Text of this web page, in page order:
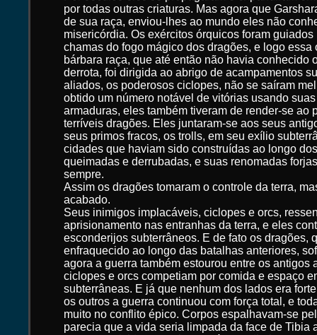
por todas outras criaturas. Mas agora que
de sua raça, enviou-lhes ao mundo eles não
misericórdia. Os exércitos órquicos foram
chamas do fogo mágico dos dragões, e logo
bárbara raça, que até então não havia conhecido
derrota, foi dirigida ao abrigo de acampamentos
aliados, os poderosos ciclopes, não se saíram
obtido um número notável de vitórias usando
armaduras, eles também tiveram de render-se ao
terríveis dragões. Eles juntaram-se aos seus
seus primos fracos, os trolls, em seu exílio
cidades que haviam sido construídas ao longo
queimadas e derrubadas, e suas renomadas
sempre.
Assim os dragões tomaram o controle da terra,
acabado.
Seus inimigos implacáveis, ciclopes e orcs,
aprisionamento nas entranhas da terra, e eles
esconderijos subterrâneos. E de fato os dragões,
enfraquecido ao longo das batalhas anteriores,
agora a guerra também estourou entre os antigos
ciclopes e orcs competiam por comida e espaço
subterrâneas. E já que nenhum dos lados era
os outros a guerra continuou com força total, e
muito no conflito épico. Corpos espalhavam-se
parecia que a vida seria limpada da face de Tibia